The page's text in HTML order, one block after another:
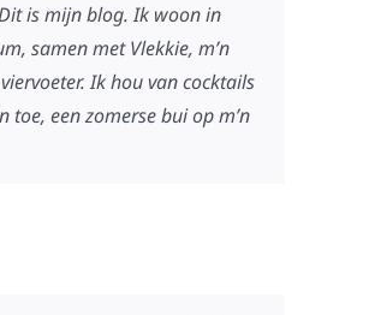
is mijn blog. Ik woon in
samen met Vlekkie, m’n
Ik hou van cocktails
toe, een zomerse bui op m’n